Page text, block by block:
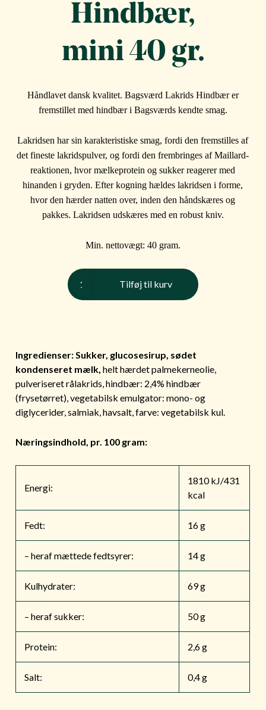
Hindbær,
mini 40 gr.
Håndlavet dansk kvalitet. Bagsværd Lakrids Hindbær er
fremstillet med hindbær i Bagsværds kendte smag.
Lakridsen har sin karakteristiske smag, fordi den fremstilles af
det fineste lakridspulver, og fordi den frembringes af Maillard-
reaktionen, hvor mælkeprotein og sukker reagerer med
hinanden i gryden. Efter kogning hældes lakridsen i forme,
hvor den hærder natten over, inden den håndskæres og
pakkes. Lakridsen udskæres med en robust kniv.
Min. nettovægt: 40 gram.
Hindbær,
mini
40
Tilføj til kurv
Ingredienser: Sukker, glucosesirup, sødet
kondenseret mælk, helt hærdet palmekerneolie,
pulveriseret rålakrids, hindbær: 2,4% hindbær
(frysetørret), vegetabilsk emulgator: mono- og
diglycerider, salmiak, havsalt, farve: vegetabilsk kul.
Næringsindhold, pr. 100 gram:
Energi:
1810 kJ/431
kcal
Fedt: 16 g
– heraf mættede fedtsyrer: 14 g
Kulhydrater: 69 g
– heraf sukker: 50 g
Protein: 2,6 g
Salt: 0,4 g